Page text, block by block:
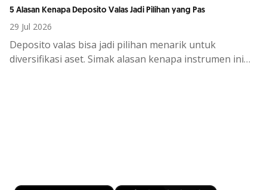
5 Alasan Kenapa Deposito Valas Jadi Pilihan yang Pas
29 Jul 2026
Deposito valas bisa jadi pilihan menarik untuk
diversifikasi aset. Simakalasan kenapa instrumen ini